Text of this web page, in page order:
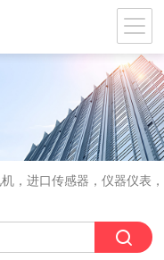
，进口传感器，仪器仪表